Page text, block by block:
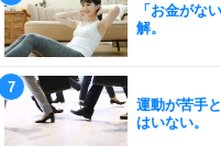
「お金がな
解。
運動が苦手
はいない。